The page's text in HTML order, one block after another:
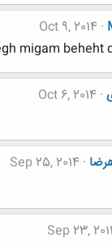
Oct 9, 2014
migam beheht
Oct 6, 2014
Sep 25, 2014
Sep 23,